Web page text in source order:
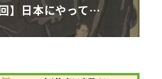
】日本にやって…